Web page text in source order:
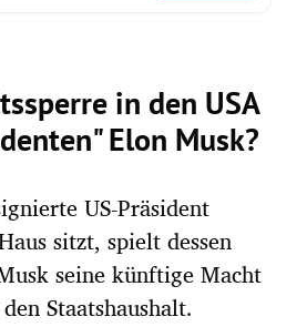
in den USA
Elon Musk?
US-Präsident
sitzt, spielt dessen
seine künftige Macht
Staatshaushalt.